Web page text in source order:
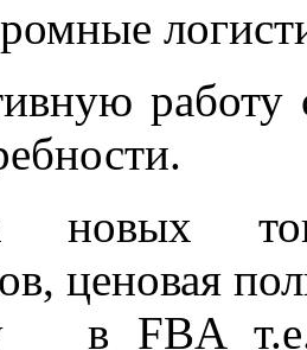
работу
ценовая
в FBA т.е.